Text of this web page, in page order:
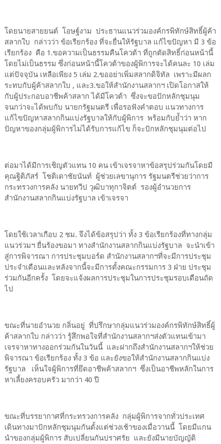
โดยนายสายยนต์ โอษฐ์งาม ประธานแนวร่วมองค์กรพิทักษ์สิทธิ์ผู้ค้า
สลากใบ กล่าวว่า ข้อเรียกร้อง ที่จะยื่นให้รัฐบาล แก้ไขปัญหา มี 3 ข้อ
เรียกร้อง คือ 1.ขอความเป็นธรรมคืนโควต้า ที่ถูกตัดสิทธิ์ก่อนหน้านี้
โดยไม่เป็นธรรม ซึ่งก่อนหน้านี้โควต้าของผู้พิการจะได้คนละ 10 เล่ม
แต่ปัจจุบัน เหลือเพียง 5 เล่ม 2.ขออย่าเพิ่มสลากดิจิทัล เพราะมีผลก
ระทบกับผู้ค้าสลากใบ , และ3.ขอให้สำนักงานสลากฯ เปิดโอกาสให้
กับผู้ประกอบอาชีพค้าสลาก ได้มีโควต้า ซึ่งจะขอปักหลักชุมนุม
จนกว่าจะได้พบกับ นายกรัฐมนตรี เพื่อรอฟังคำตอบ แนวทางการ
แก้ไขปัญหาสลากกินแบ่งรัฐบาลให้กับผู้พิการ พร้อมกับย้ำว่า หาก
ปัญหาของกลุ่มผู้พิการไม่ได้รับการแก้ไข ก็จะปักหลักชุมนุมต่อไป
ต่อมาได้มีการเชิญตัวแทน 10 คน เข้าเจรจาหาข้อสรุปร่วมกันโดยมี
คุณฐิติภัสร์ โชติเดาชัยนันท์ ผู้ช่วยเลขานุการ รัฐมนตรีช่วยว่าการ
กระทรวงการคลัง นายทวีป วุฒิบาทุกาจิตต์ รองผู้อำนวยการ
สำนักงานสลากกินแบ่งรัฐบาล เข้าเจรจา
โดยใช้เวลาเกือบ 2 ชม. จึงได้ข้อสรุปว่า ทั้ง 3 ข้อเรียกร้องที่ทางกลุ่ม
แนวร่วมฯ ยื่นร้องขอมา ทางสำนักงานสลากกินแบ่งรัฐบาล จะนำเข้า
สู่การพิจารณา การประชุมบอร์ด สำนักงานสลากฯที่จะมีการประชุม
ประจำเดือนและหลังจากนี้จะมีการตั้งคณะกรรมการ 3 ฝ่าย ประชุม
ร่วมกันอีกครั้ง โดยจะแจ้งผลการประชุมในการประชุมรอบเดือนถัด
ไป
ขณะที่นายอำนวย กลิ่นอยู่ ที่ปรึกษากลุ่มแนวร่วมองค์กรพิทักษ์สิทธิ์ผู้
ค้าสลากใบ กล่าวว่า รู้สึกพอใจที่สำนักงานสลากฯส่งตัวแทนเข้ามา
เจรจาหาทางออกร่วมกันในวันนี้ และฝากถึงสำนักงานสลากฯให้ช่วย
พิจารณา ข้อเรียกร้อง ทั้ง 3 ข้อ และยังขอให้สำนักงานสลากกินแบ่ง
รัฐบาล เห็นใจผู้พิการที่ยึดอาชีพค้าสลากฯ ซึ่งเป็นอาชีพหลักในการ
หาเลี้ยงครอบครัว มากว่า 40 ปี
ขณะที่บรรยากาศที่กระทรวงการคลัง กลุ่มผู้พิการจากทั่วประเทศ
เดินทางมาปักหลักชุมนุมกันตั้งแต่ช่วงเช้าของเมื่อวานนี้ โดยมีแกน
นำของกลุ่มผู้พิการ สับเปลี่ยนกันปราศรัย และยังมีนายบัญญัติ